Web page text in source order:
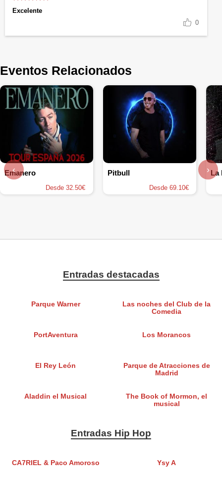
Excelente
0
Eventos Relacionados
Emanero
Desde 32.50€
Pitbull
Desde 69.10€
La
‹ ›
Entradas destacadas
Parque Warner
Las noches del Club de la
Comedia
PortAventura Los Morancos
El Rey León
Parque de Atracciones de
Madrid
Aladdin el Musical
The Book of Mormon, el
musical
Entradas Hip Hop
CA7RIEL & Paco Amoroso Ysy A